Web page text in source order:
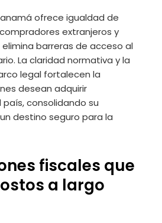
ofrece igualdad de
extranjeros y
barreras de acceso al
La claridad normativa y la
legal fortalecen la
desean adquirir
consolidando su
destino seguro para la
fiscales que
a largo